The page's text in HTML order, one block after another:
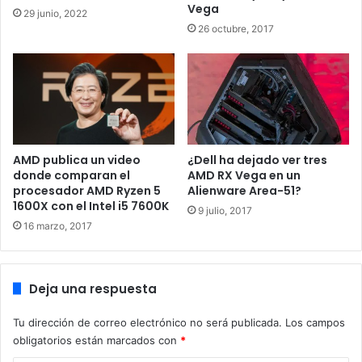
consumo.
Dicho procesador bajo Cinebench R15 este procesador ha
dado un rendimiento de 1670 puntos, quedando por
debajo de los 2002 puntos que marcó el Core i9-9900K.
Interesante el resultado del CPU-Z, mostrando un
rendimiento similar al Core i9-9900K. El nuevo procesador
en multinúcleo ofrece 507.8 puntos y el ‘antiguo’ ofrece
543 puntos. Por otro lado en multinúcleo ofrece el nuevo
procesador 5343.2 puntos y el ‘antiguo’ ofrece 5423
puntos. Como vemos la diferencia es mínima y estaría
29 junio, 2022
Vega
26 octubre, 2017
AMD publica un video
donde comparan el
procesador AMD Ryzen 5
1600X con el Intel i5 7600K
16 marzo, 2017
¿Dell ha dejado ver tres
AMD RX Vega en un
Alienware Area-51?
9 julio, 2017
Deja una respuesta
Tu dirección de correo electrónico no será publicada. Los campos
obligatorios están marcados con *